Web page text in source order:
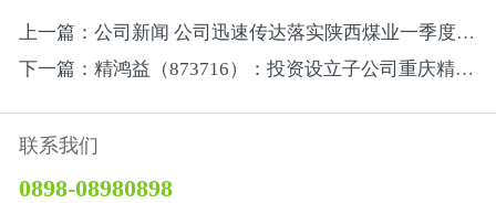
上一篇：公司新闻 公司迅速传达落实陕西煤业一季度安全办公会精神暨矿业安全工作要求
下一篇：精鸿益（873716）：投资设立子公司重庆精鸿鑫科技有限公司
联系我们
0898-08980898